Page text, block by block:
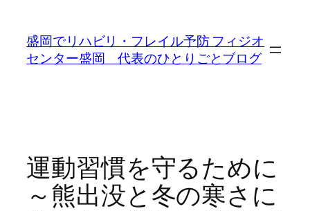
盛岡でリハビリ・フレイル予防 フィジオ
センター盛岡 代表のひとりごとブログ
運動習慣を守るために
～熊出没と冬の寒さに